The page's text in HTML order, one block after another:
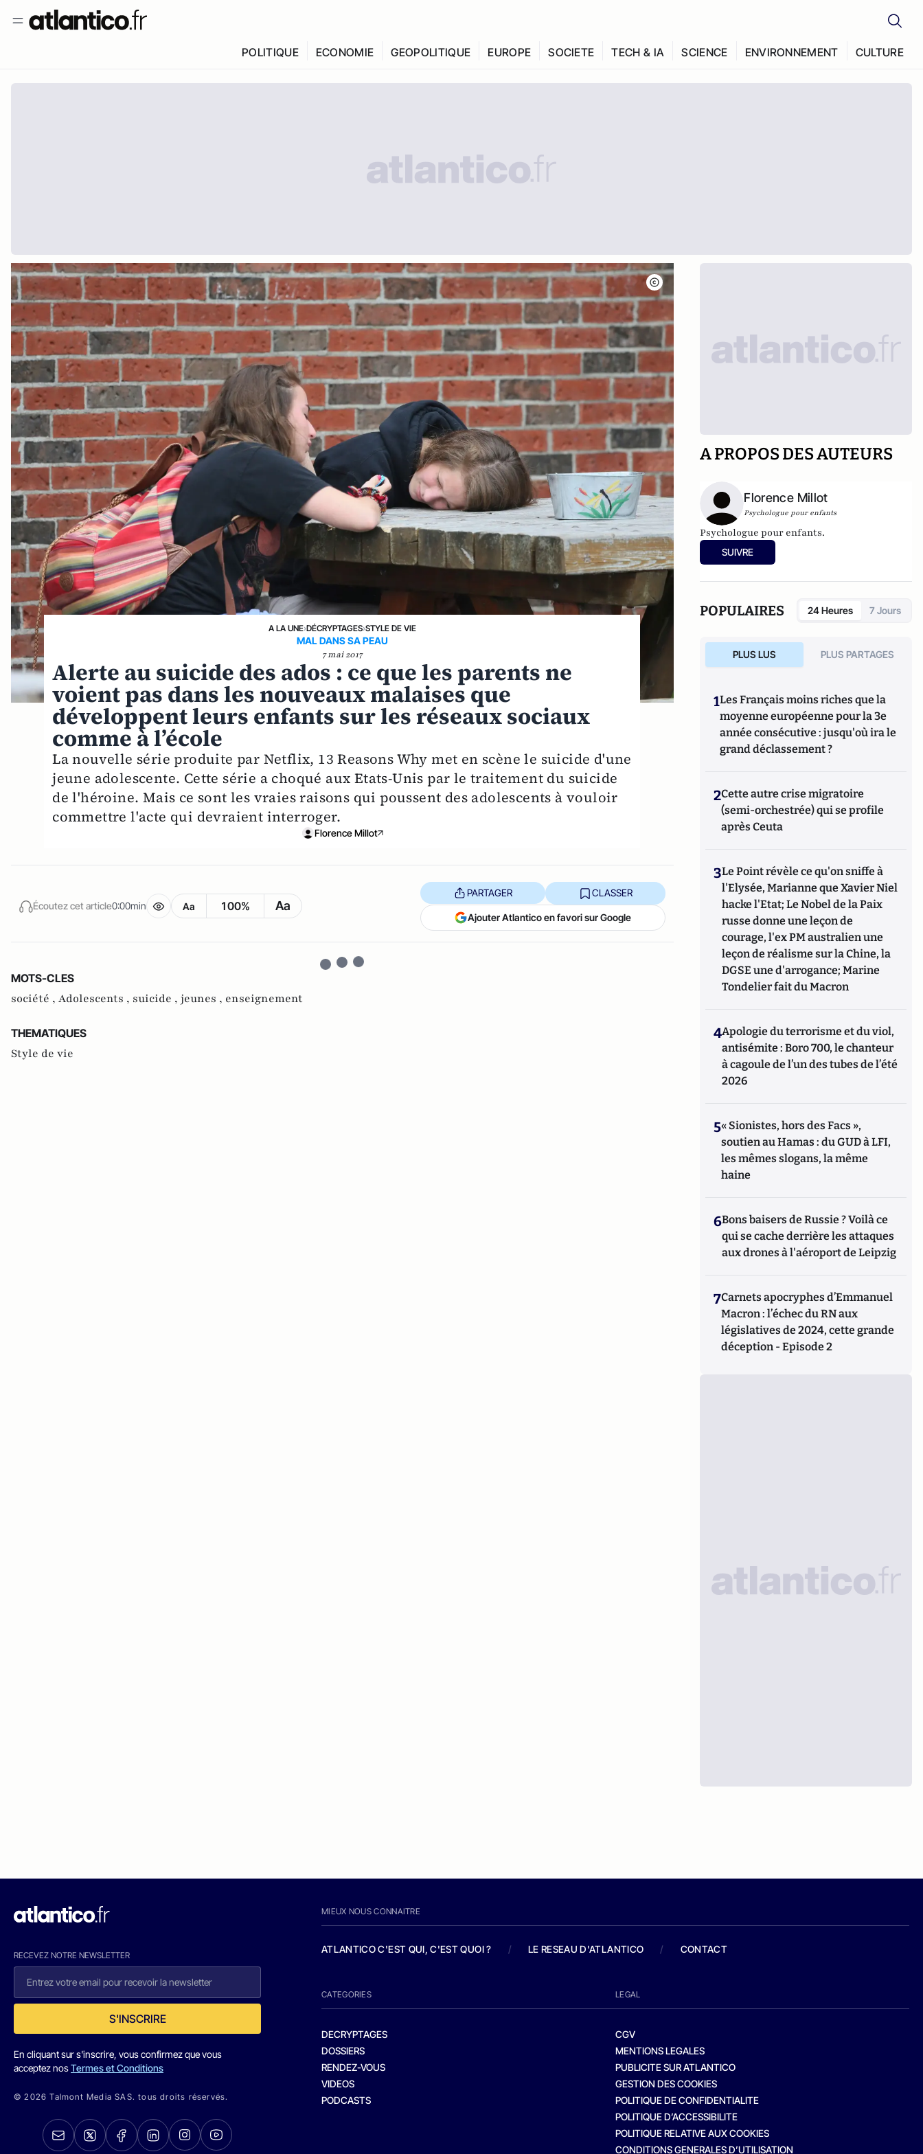
POLITIQUE ECONOMIE GEOPOLITIQUE EUROPE SOCIETE TECH & IA SCIENCE ENVIRONNEMENT CULTURE
A LA UNE›DÉCRYPTAGES›STYLE DE VIE
MAL DANS SA PEAU
7 mai 2017
Alerte au suicide des ados : ce que les parents ne
voient pas dans les nouveaux malaises que
développent leurs enfants sur les réseaux sociaux
comme à l’école
La nouvelle série produite par Netflix, 13 Reasons Why met en scène le suicide d'une
jeune adolescente. Cette série a choqué aux Etats-Unis par le traitement du suicide
de l'héroine. Mais ce sont les vraies raisons qui poussent des adolescents à vouloir
commettre l'acte qui devraient interroger.
Florence Millot
Écoutez cet article0:00min Aa 100% Aa
PARTAGER CLASSER
Ajouter Atlantico en favori sur Google
MOTS-CLES
société , Adolescents , suicide , jeunes , enseignement
THEMATIQUES
Style de vie
A PROPOS DES AUTEURS
Florence Millot
Psychologue pour enfants
Psychologue pour enfants.
SUIVRE
POPULAIRES 24 Heures 7 Jours
PLUS LUS PLUS PARTAGES
1Les Français moins riches que la
moyenne européenne pour la 3e
année consécutive : jusqu'où ira le
grand déclassement ?
2Cette autre crise migratoire
(semi-orchestrée) qui se profile
après Ceuta
3Le Point révèle ce qu'on sniffe à
l'Elysée, Marianne que Xavier Niel
hacke l'Etat; Le Nobel de la Paix
russe donne une leçon de
courage, l'ex PM australien une
leçon de réalisme sur la Chine, la
DGSE une d'arrogance; Marine
Tondelier fait du Macron
4Apologie du terrorisme et du viol,
antisémite : Boro 700, le chanteur
à cagoule de l’un des tubes de l’été
2026
5« Sionistes, hors des Facs »,
soutien au Hamas : du GUD à LFI,
les mêmes slogans, la même
haine
6Bons baisers de Russie ? Voilà ce
qui se cache derrière les attaques
aux drones à l'aéroport de Leipzig
7Carnets apocryphes d’Emmanuel
Macron : l’échec du RN aux
législatives de 2024, cette grande
déception - Episode 2
RECEVEZ NOTRE NEWSLETTER
S'INSCRIRE
En cliquant sur s'inscrire, vous confirmez que vous
acceptez nosTermes et Conditions
© 2026 Talmont Media SAS. tous droits réservés.
MIEUX NOUS CONNAITRE
ATLANTICO C'EST QUI, C'EST QUOI ? / LE RESEAU D'ATLANTICO / CONTACT
CATEGORIES
DECRYPTAGES
DOSSIERS
RENDEZ-VOUS
VIDEOS
PODCASTS
LEGAL
CGV
MENTIONS LEGALES
PUBLICITE SUR ATLANTICO
GESTION DES COOKIES
POLITIQUE DE CONFIDENTIALITE
POLITIQUE D’ACCESSIBILITE
POLITIQUE RELATIVE AUX COOKIES
CONDITIONS GENERALES D’UTILISATION